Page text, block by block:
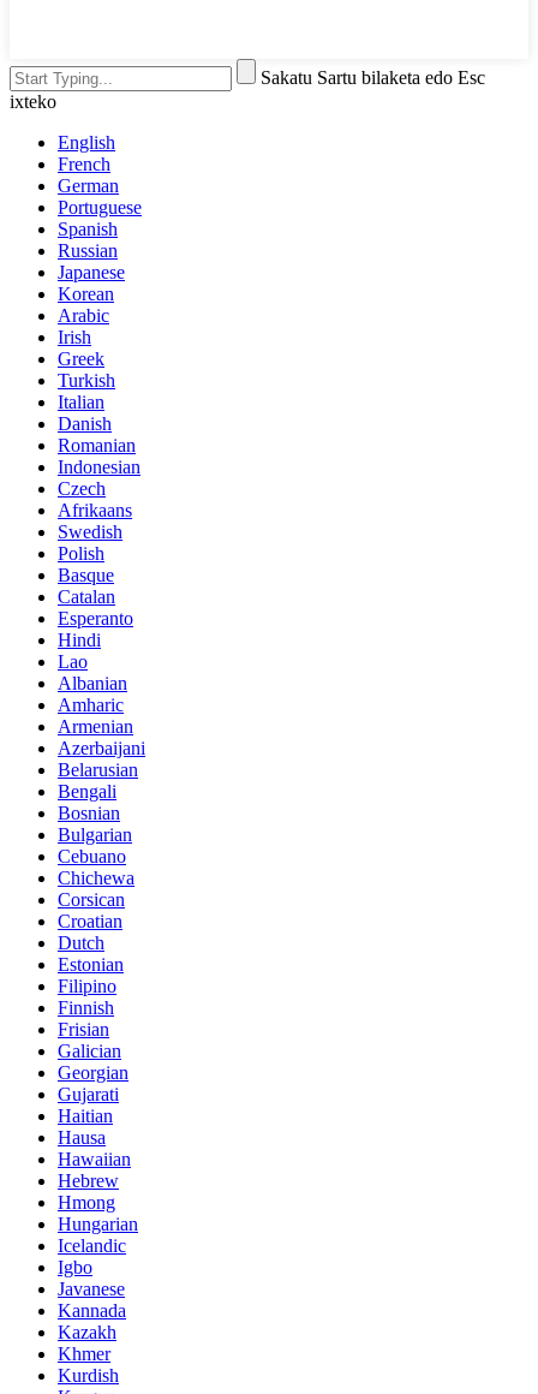
Sakatu Sartu bilaketa edo Esc
ixteko
English
French
German
Portuguese
Spanish
Russian
Japanese
Korean
Arabic
Irish
Greek
Turkish
Italian
Danish
Romanian
Indonesian
Czech
Afrikaans
Swedish
Polish
Basque
Catalan
Esperanto
Hindi
Lao
Albanian
Amharic
Armenian
Azerbaijani
Belarusian
Bengali
Bosnian
Bulgarian
Cebuano
Chichewa
Corsican
Croatian
Dutch
Estonian
Filipino
Finnish
Frisian
Galician
Georgian
Gujarati
Haitian
Hausa
Hawaiian
Hebrew
Hmong
Hungarian
Icelandic
Igbo
Javanese
Kannada
Kazakh
Khmer
Kurdish